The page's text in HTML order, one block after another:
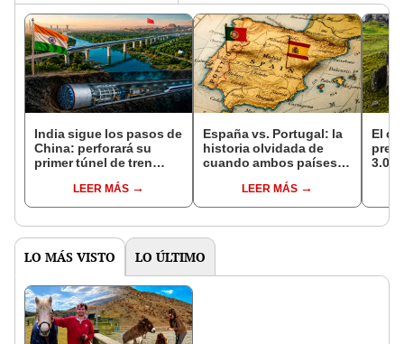
India sigue los pasos de
China: perforará su
primer túnel de tren
bajo el mar con
máquinas de 3.000
LEER MÁS
España vs. Portugal: la
historia olvidada de
cuando ambos países
fueron una
superpotencia durante
LEER MÁS
El
LO MÁS VISTO LO ÚLTIMO